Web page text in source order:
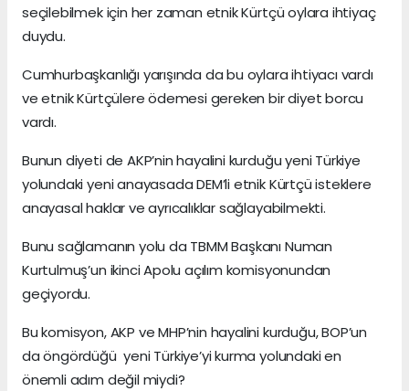
seçilebilmek için her zaman etnik Kürtçü oylara ihtiyaç
duydu.
Cumhurbaşkanlığı yarışında da bu oylara ihtiyacı vardı
ve etnik Kürtçülere ödemesi gereken bir diyet borcu
vardı.
Bunun diyeti de AKP’nin hayalini kurduğu yeni Türkiye
yolundaki yeni anayasada DEM’li etnik Kürtçü isteklere
anayasal haklar ve ayrıcalıklar sağlayabilmekti.
Bunu sağlamanın yolu da TBMM Başkanı Numan
Kurtulmuş’un ikinci Apolu açılım komisyonundan
geçiyordu.
Bu komisyon, AKP ve MHP’nin hayalini kurduğu, BOP’un
da öngördüğü yeni Türkiye’yi kurma yolundaki en
önemli adım değil miydi?